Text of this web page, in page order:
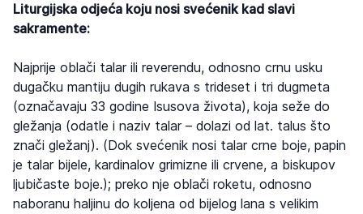
Liturgijska odjeća koju nosi svećenik kad slavi
sakramente:
Najprije oblači talar ili reverendu, odnosno crnu usku
dugačku mantiju dugih rukava s trideset i tri dugmeta
(označavaju 33 godine Isusova života), koja seže do
gležanja (odatle i naziv talar – dolazi od lat. talus što
znači gležanj). (Dok svećenik nosi talar crne boje, papin
je talar bijele, kardinalov grimizne ili crvene, a biskupov
ljubičaste boje.); preko nje oblači roketu, odnosno
naboranu haljinu do koljena od bijelog lana s velikim